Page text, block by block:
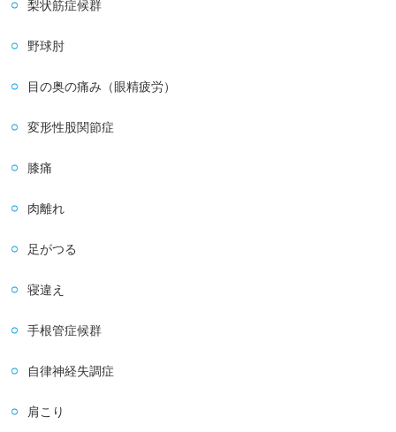
梨状筋症候群
野球肘
目の奥の痛み（眼精疲労）
変形性股関節症
膝痛
肉離れ
足がつる
寝違え
手根管症候群
自律神経失調症
肩こり